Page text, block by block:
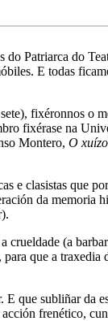
do Patriarca do
E todas
fixéronnos o
fixérase na
Montero, O
e clasistas que
da memoria
crueldade (a
que a
que subliñar da
frenético,